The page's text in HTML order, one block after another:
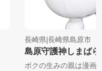
長崎県|長崎県島原市
島原守護神しまば
ボクの生みの親は漫